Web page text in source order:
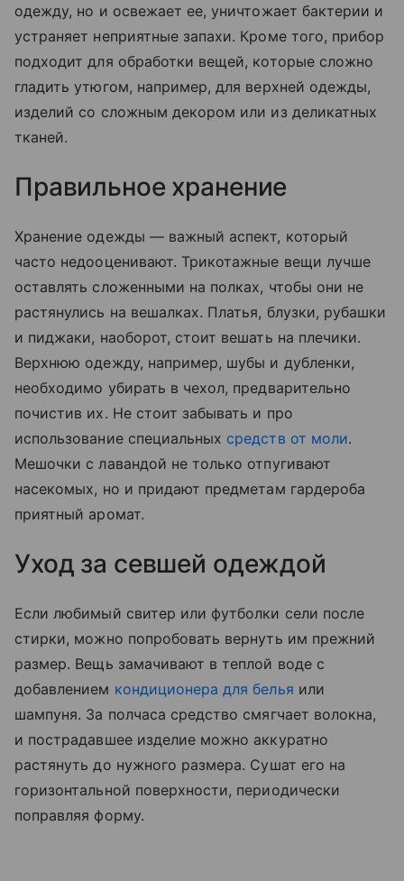
одежду, но и освежает ее, уничтожает бактерии и
устраняет неприятные запахи. Кроме того, прибор
подходит для обработки вещей, которые сложно
гладить утюгом, например, для верхней одежды,
изделий со сложным декором или из деликатных
тканей.
Правильное хранение
Хранение одежды — важный аспект, который
часто недооценивают. Трикотажные вещи лучше
оставлять сложенными на полках, чтобы они не
растянулись на вешалках. Платья, блузки, рубашки
и пиджаки, наоборот, стоит вешать на плечики.
Верхнюю одежду, например, шубы и дубленки,
необходимо убирать в чехол, предварительно
почистив их. Не стоит забывать и про
использование специальных средств от моли.
Мешочки с лавандой не только отпугивают
насекомых, но и придают предметам гардероба
приятный аромат.
Уход за севшей одеждой
Если любимый свитер или футболки сели после
стирки, можно попробовать вернуть им прежний
размер. Вещь замачивают в теплой воде с
добавлением кондиционера для белья или
шампуня. За полчаса средство смягчает волокна,
и пострадавшее изделие можно аккуратно
растянуть до нужного размера. Сушат его на
горизонтальной поверхности, периодически
поправляя форму.